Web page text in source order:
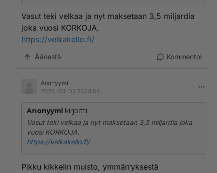
Vasut teki velkaa ja nyt maksetaan 3,5 miljardia
joka vuosi KORKOJA.
https://velkakello.fi/
Äänestä Kommentoi
Anonyymi
2024-03-03 21:24:58
Anonyymi kirjoitti:
Vasut teki velkaa ja nyt maksetaan 3,5 miljardia joka
vuosi KORKOJA.
https://velkakello.fi/
Pikku kikkelin muisto, ymmärryksestä